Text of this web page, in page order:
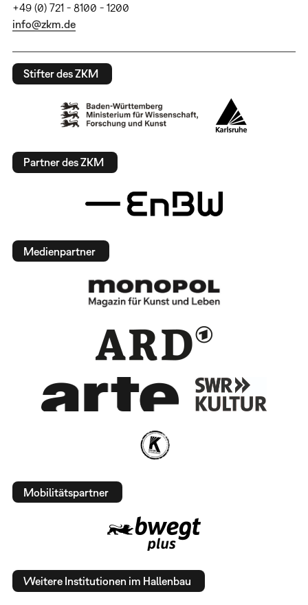
+49 (0) 721 - 8100 - 1200
info@zkm.de
Stifter des ZKM
Partner des ZKM
Medienpartner
Mobilitätspartner
Weitere Institutionen im Hallenbau